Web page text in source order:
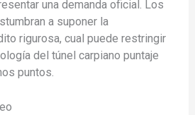
una demanda oficial. Los
a suponer la
rigurosa, cual puede restringir
del túnel carpiano puntaje
puntos.